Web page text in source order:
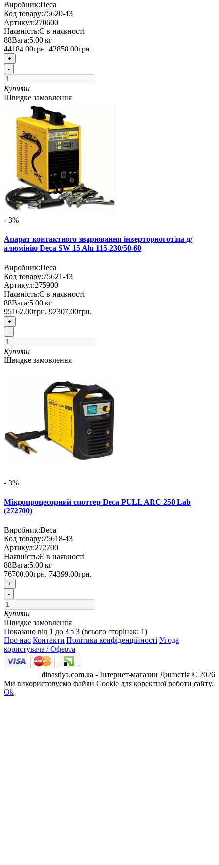
Виробник:Deca
Код товару:75620-43
Артикул:270600
Наявність:Є в наявності
88Вага:5.00 кг
44184.00грн. 42858.00грн.
+
-
Купити
Швидке замовлення
- 3%
Апарат контактного зварювання інверторноготіпа д/
алюмінію Deca SW 15 Alu 115-230/50-60
Виробник:Deca
Код товару:75621-43
Артикул:275900
Наявність:Є в наявності
88Вага:5.00 кг
95162.00грн. 92307.00грн.
+
-
Купити
Швидке замовлення
- 3%
Мікропроцесорний споттер Deca PULL ARC 250 Lab
(272700)
Виробник:Deca
Код товару:75618-43
Артикул:272700
Наявність:Є в наявності
88Вага:5.00 кг
76700.00грн. 74399.00грн.
+
-
Купити
Швидке замовлення
Показано від 1 до 3 з 3 (всього сторінок: 1)
Про нас Контакти Політика конфіденційності Угода
користувача / Оферта
dinastiya.com.ua - Інтернет-магазин Династія © 2026
Ми використовуємо файли Cookie для коректної роботи сайту.
Ok